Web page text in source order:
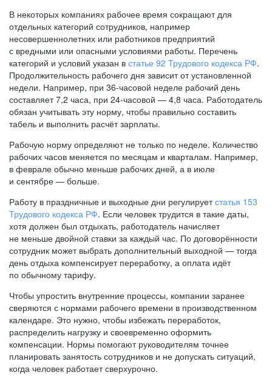
В некоторых компаниях рабочее время сокращают для
отдельных категорий сотрудников, например
несовершеннолетних или работников предприятий
с вредными или опасными условиями работы. Перечень
категорий и условий указан в статье 92 Трудового кодекса РФ.
Продолжительность рабочего дня зависит от установленной
недели. Например, при 36-часовой неделе рабочий день
составляет 7,2 часа, при 24-часовой — 4,8 часа. Работодатель
обязан учитывать эту норму, чтобы правильно составить
табель и выполнить расчёт зарплаты.
Рабочую норму определяют не только по неделе. Количество
рабочих часов меняется по месяцам и кварталам. Например,
в феврале обычно меньше рабочих дней, а в июле
и сентябре — больше.
Работу в праздничные и выходные дни регулируетстатья 153
Трудового кодекса РФ. Если человек трудится в такие даты,
хотя должен был отдыхать, работодатель начисляет
не меньше двойной ставки за каждый час. По договорённости
сотрудник может выбрать дополнительный выходной — тогда
день отдыха компенсирует переработку, а оплата идёт
по обычному тарифу.
Чтобы упростить внутренние процессы, компании заранее
сверяются с нормами рабочего времени в производственном
календаре. Это нужно, чтобы избежать переработок,
распределить нагрузку и своевременно оформить
компенсации. Нормы помогают руководителям точнее
планировать занятость сотрудников и не допускать ситуаций,
когда человек работает сверхурочно.